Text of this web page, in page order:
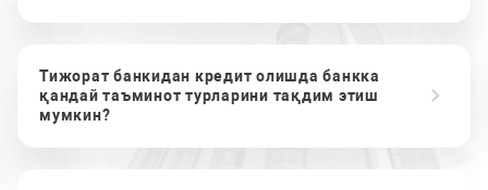
Тижорат банкидан кредит олишда банкка
қандай таъминот турларини тақдим этиш
мумкин?